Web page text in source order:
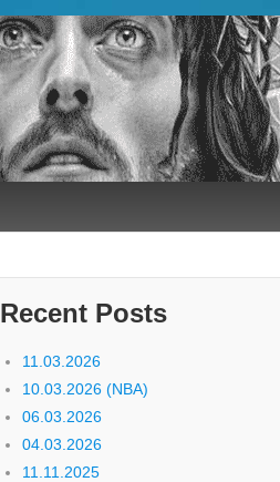
Recent Posts
11.03.2026
10.03.2026 (NBA)
06.03.2026
04.03.2026
11.11.2025